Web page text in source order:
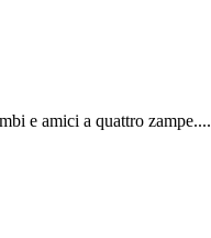
e amici a quattro zampe....